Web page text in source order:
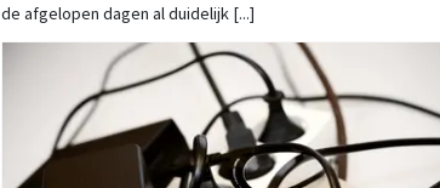
de afgelopen dagen al duidelijk [...]